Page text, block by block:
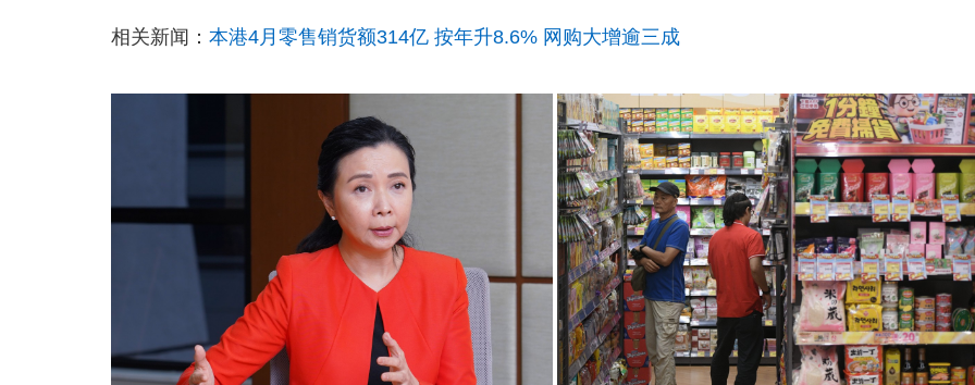
相关新闻： 本港4月零售销货额314亿 按年升8.6% 网购大增逾三成